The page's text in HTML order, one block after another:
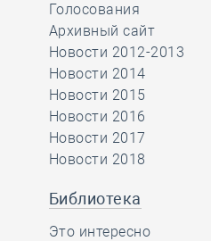
Голосования
Архивный сайт
Новости 2012-2013
Новости 2014
Новости 2015
Новости 2016
Новости 2017
Новости 2018
Библиотека
Это интересно